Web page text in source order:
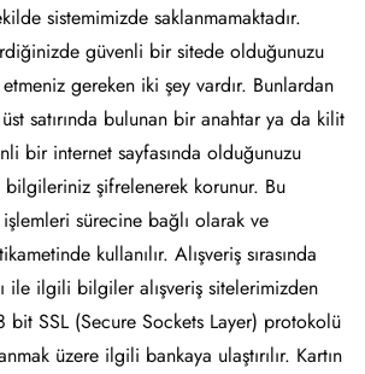
sistemimizde saklanmamaktadır.
güvenli bir sitede olduğunuzu
gereken iki şey vardır. Bunlardan
üst satırında bulunan bir anahtar ya da kilit
bir internet sayfasında olduğunuzu
şifrelenerek korunur. Bu
sürecine bağlı olarak ve
kullanılır. Alışveriş sırasında
ile ilgili bilgiler alışveriş sitelerimizden
bit SSL (Secure Sockets Layer) protokolü
üzere ilgili bankaya ulaştırılır. Kartın